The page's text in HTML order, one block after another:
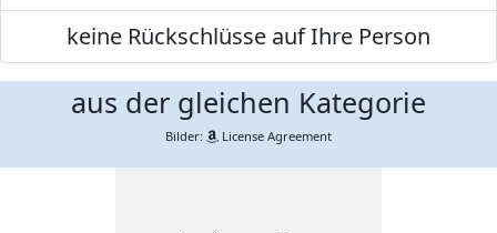
keine Rückschlüsse auf Ihre Person
aus der gleichen Kategorie
Bilder: License Agreement